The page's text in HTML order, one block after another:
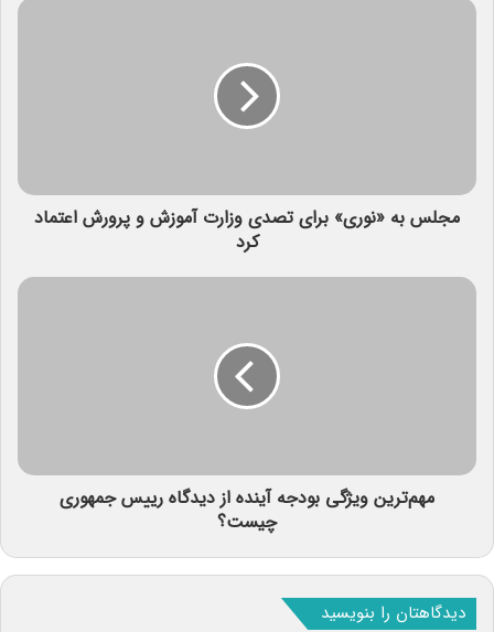
مجلس به «نوری» برای تصدی وزارت آموزش و پرورش اعتماد
کرد
مهم‌ترین ویژگی بودجه آینده از دیدگاه رییس جمهوری
چیست؟
دیدگاهتان را بنویسید